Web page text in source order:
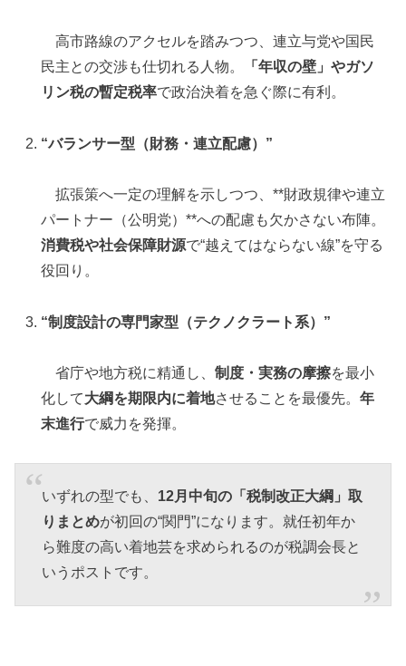
高市路線のアクセルを踏みつつ、連立与党や国民
民主との交渉も仕切れる人物。
「年収の壁」やガソ
リン税の暫定税率で政治決着を急ぐ際に有利。
“バランサー型（財務・連立配慮）”
拡張策へ一定の理解を示しつつ、**財政規律や連立
パートナー（公明党）**への配慮も欠かさない布陣。
消費税や社会保障財源で“越えてはならない線”を守る
役回り。
“制度設計の専門家型（テクノクラート系）”
省庁や地方税に精通し、制度・実務の摩擦を最小
化して大綱を期限内に着地させることを最優先。年
末進行で威力を発揮。
いずれの型でも、 12月中旬の「税制改正大綱」取
りまとめが初回の“関門”になります。就任初年か
ら難度の高い着地芸を求められるのが税調会長と
いうポストです。